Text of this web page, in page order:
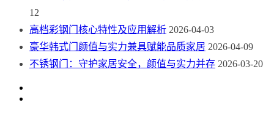
12
高档彩钢门核心特性及应用解析 2026-04-03
豪华韩式门颜值与实力兼具赋能品质家居 2026-04-09
不锈钢门：守护家居安全，颜值与实力并存 2026-03-20